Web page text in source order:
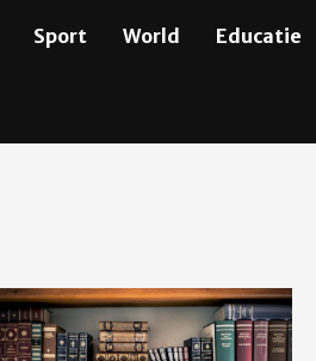
Sport World Educatie